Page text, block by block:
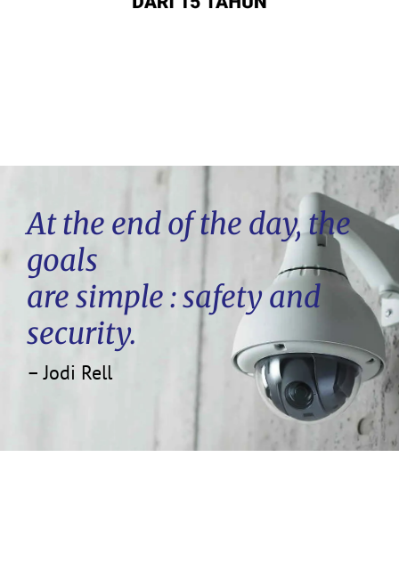
At the end of the day, the
goals
are simple : safety and
security.
– Jodi Rell